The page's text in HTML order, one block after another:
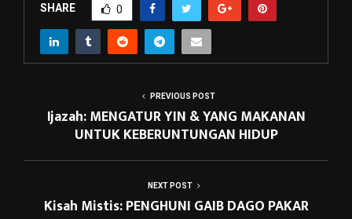
SHARE 0
PREVIOUS POST
Ijazah: MENGATUR YIN & YANG MAKANAN
UNTUK KEBERUNTUNGAN HIDUP
NEXT POST
Kisah Mistis: PENGHUNI GAIB DAGO PAKAR